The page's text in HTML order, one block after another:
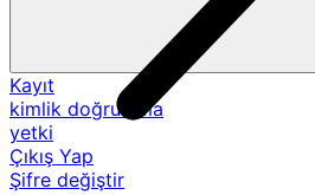
Kayıt
kimlik doğrulama
yetki
Çıkış Yap
Şifre değiştir